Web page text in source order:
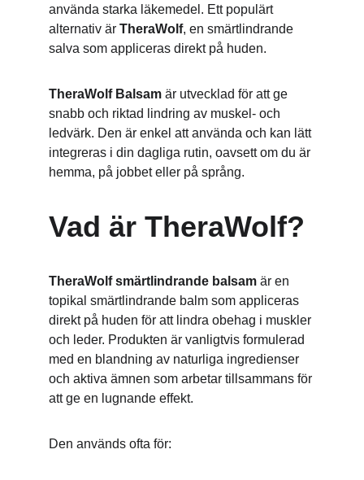
använda starka läkemedel. Ett populärt
alternativ är TheraWolf, en smärtlindrande
salva som appliceras direkt på huden.
TheraWolf Balsam är utvecklad för att ge
snabb och riktad lindring av muskel- och
ledvärk. Den är enkel att använda och kan lätt
integreras i din dagliga rutin, oavsett om du är
hemma, på jobbet eller på språng.
Vad är TheraWolf?
TheraWolf smärtlindrande balsam är en
topikal smärtlindrande balm som appliceras
direkt på huden för att lindra obehag i muskler
och leder. Produkten är vanligtvis formulerad
med en blandning av naturliga ingredienser
och aktiva ämnen som arbetar tillsammans för
att ge en lugnande effekt.
Den används ofta för: